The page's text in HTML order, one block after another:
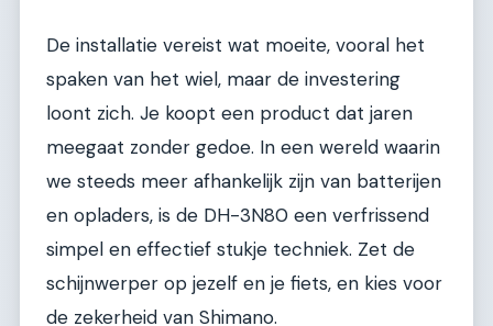
De installatie vereist wat moeite, vooral het
spaken van het wiel, maar de investering
loont zich. Je koopt een product dat jaren
meegaat zonder gedoe. In een wereld waarin
we steeds meer afhankelijk zijn van batterijen
en opladers, is de DH-3N80 een verfrissend
simpel en effectief stukje techniek. Zet de
schijnwerper op jezelf en je fiets, en kies voor
de zekerheid van Shimano.